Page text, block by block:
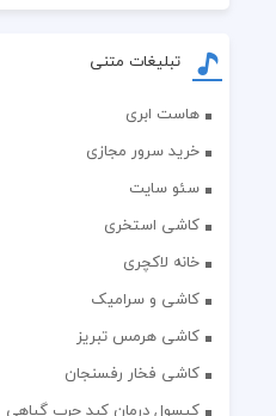
تبلیغات متنی
هاست ابری
خرید سرور مجازی
سئو سایت
کاشی استخری
خانه لاکچری
کاشی و سرامیک
کاشی هرمس تبریز
کاشی فخار رفسنجان
کپسول درمان کبد چرب گیاهی